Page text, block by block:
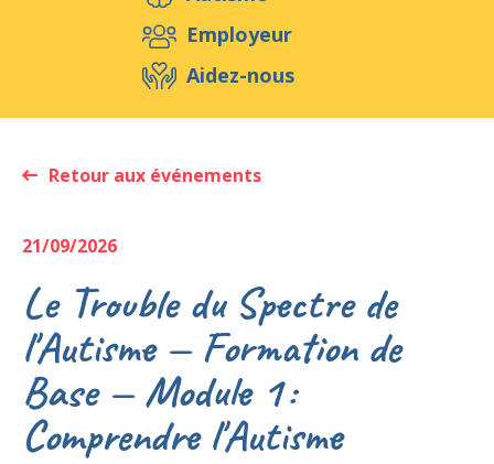
Aidez-nous
Evénements Publications Médias
Ressources & Outils
Employeur
Aidez-nous
Retour aux événements
21/09/2026
Le Trouble du Spectre de
l'Autisme — Formation de
Base — Module 1 :
Comprendre l'Autisme